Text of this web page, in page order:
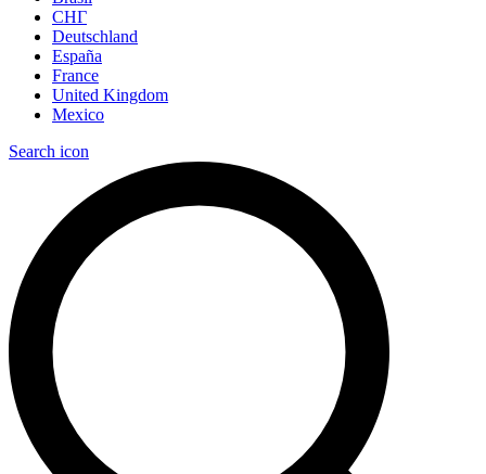
СНГ
Deutschland
España
France
United Kingdom
Mexico
Search icon